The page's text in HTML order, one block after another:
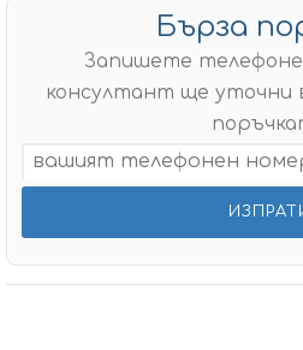
Бърза
Запишете
консултант ще уточни